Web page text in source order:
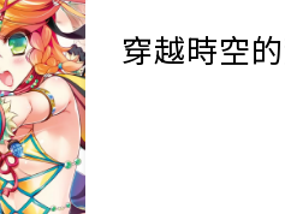
穿越時空